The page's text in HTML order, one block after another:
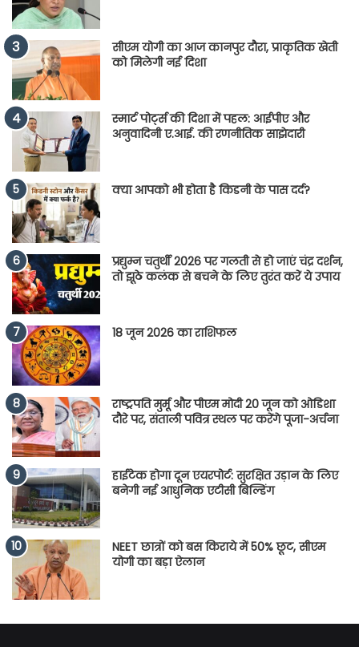
सीएम योगी का आज कानपुर दौरा, प्राकृतिक खेती
को मिलेगी नई दिशा
स्मार्ट पोर्ट्स की दिशा में पहल: आईपीए और
अनुवादिनी ए.आई. की रणनीतिक साझेदारी
क्या आपको भी होता है किडनी के पास दर्द?
प्रद्युम्न चतुर्थी 2026 पर गलती से हो जाएं चंद्र दर्शन,
तो झूठे कलंक से बचने के लिए तुरंत करें ये उपाय
18 जून 2026 का राशिफल
राष्ट्रपति मुर्मू और पीएम मोदी 20 जून को ओडिशा
दौरे पर, संताली पवित्र स्थल पर करेंगे पूजा-अर्चना
हाईटेक होगा दून एयरपोर्ट: सुरक्षित उड़ान के लिए
बनेगी नई आधुनिक एटीसी बिल्डिंग
NEET छात्रों को बस किराये में 50% छूट, सीएम
योगी का बड़ा ऐलान